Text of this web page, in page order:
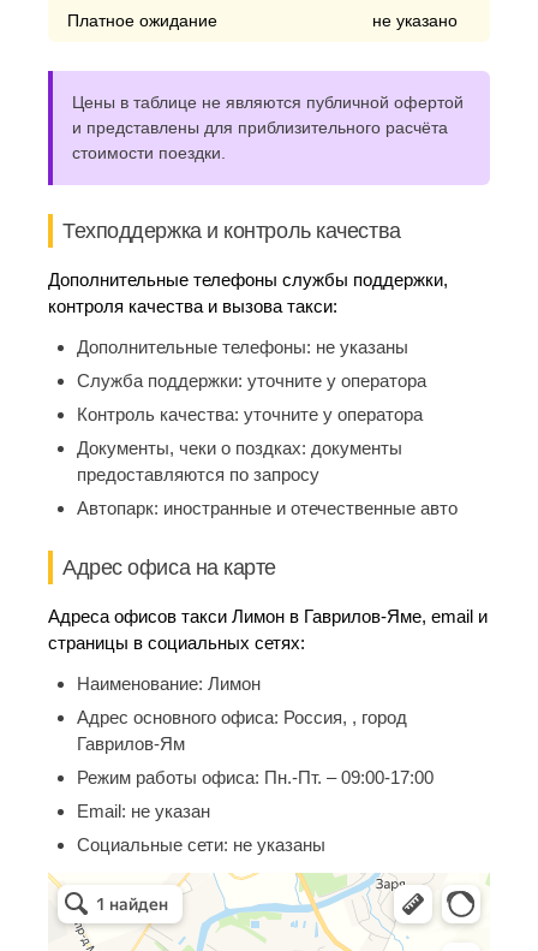
Платное ожидание не указано
Цены в таблице не являются публичной офертой
и представлены для приблизительного расчёта
стоимости поездки.
Техподдержка и контроль качества
Дополнительные телефоны службы поддержки,
контроля качества и вызова такси:
Дополнительные телефоны: не указаны
Служба поддержки: уточните у оператора
Контроль качества: уточните у оператора
Документы, чеки о поздках: документы
предоставляются по запросу
Автопарк: иностранные и отечественные авто
Адрес офиса на карте
Адреса офисов такси Лимон в Гаврилов-Яме, email и
страницы в социальных сетях:
Наименование: Лимон
Адрес основного офиса: Россия, , город
Гаврилов-Ям
Режим работы офиса: Пн.-Пт. – 09:00-17:00
Email: не указан
Социальные сети: не указаны